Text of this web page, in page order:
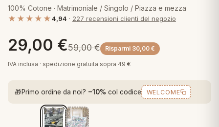
arredo
per cuscini
arredo
in piuma d'oca
in piuma
Plaid Cartoons
Tappeti Cartoons
Teli Mare Cartoons
100% Cotone · Matrimoniale / Singolo / Piazza e mezza
★★★★★4,94 · 227 recensioni clienti del negozio
29,00 €59,00€ Risparmi 30,00 €
IVA inclusa · spedizione gratuita sopra 49 €
🎁Primo ordine da noi? −10% col codice WELCOME